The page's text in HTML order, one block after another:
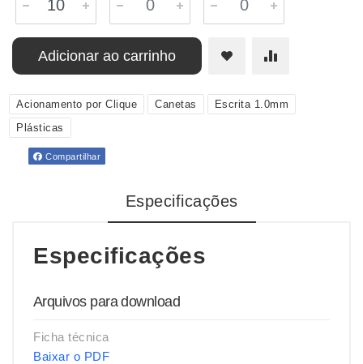
Adicionar ao carrinho
Acionamento por Clique Canetas
Escrita 1.0mm
Plásticas
Compartilhar
Especificações
Especificações
Arquivos para download
Ficha técnica
Baixar o PDF